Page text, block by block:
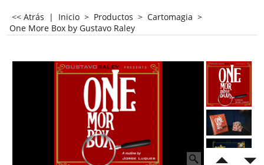
<< Atrás | Inicio > Productos > Cartomagia >
One More Box by Gustavo Raley